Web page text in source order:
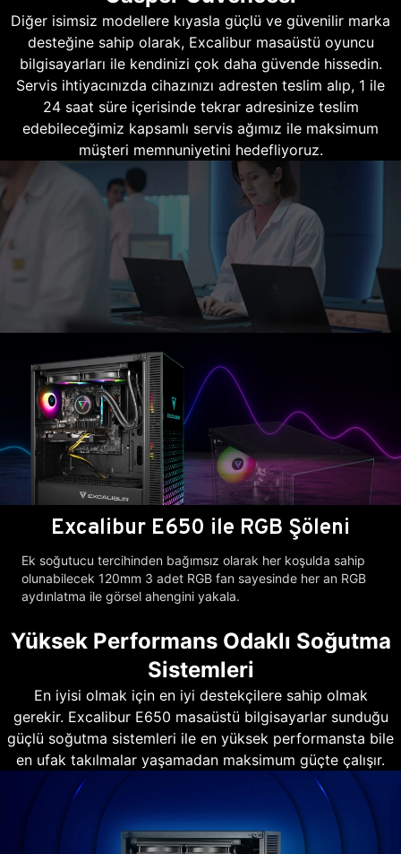
Diğer isimsiz modellere kıyasla güçlü ve güvenilir marka
desteğine sahip olarak, Excalibur masaüstü oyuncu
bilgisayarları ile kendinizi çok daha güvende hissedin.
Servis ihtiyacınızda cihazınızı adresten teslim alıp, 1 ile
24 saat süre içerisinde tekrar adresinize teslim
edebileceğimiz kapsamlı servis ağımız ile maksimum
müşteri memnuniyetini hedefliyoruz.
Excalibur E650 ile RGB Şöleni
Ek soğutucu tercihinden bağımsız olarak her koşulda sahip
olunabilecek 120mm 3 adet RGB fan sayesinde her an RGB
aydınlatma ile görsel ahengini yakala.
Yüksek Performans Odaklı Soğutma
Sistemleri
En iyisi olmak için en iyi destekçilere sahip olmak
gerekir. Excalibur E650 masaüstü bilgisayarlar sunduğu
güçlü soğutma sistemleri ile en yüksek performansta bile
en ufak takılmalar yaşamadan maksimum güçte çalışır.